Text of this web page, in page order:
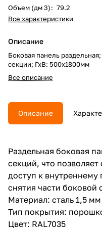
Объем (дм 3): 79.2
Все характеристики
Описание
Боковая панель раздельная;
секции; ГхВ: 500х1800мм
Все описание
Описание
Раздельная боковая
секций, что
доступ к
снятия части боковой
Материал: сталь 1,5 мм
Тип покрытия:
Цвет: RAL7035